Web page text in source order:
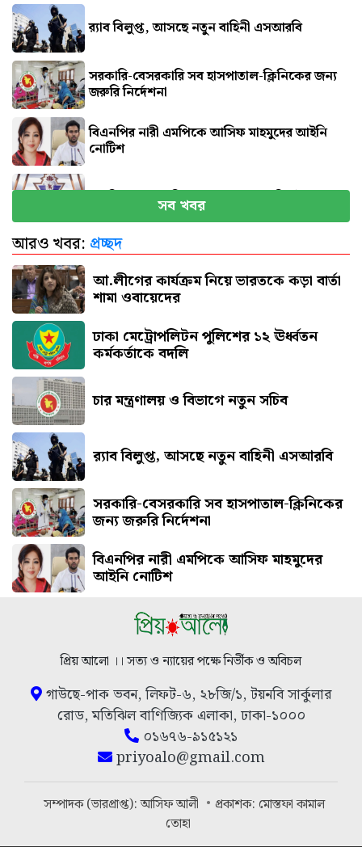
র‍্যাব বিলুপ্ত, আসছে নতুন বাহিনী এসআরবি
সরকারি-বেসরকারি সব হাসপাতাল-ক্লিনিকের জন্য
জরুরি নির্দেশনা
বিএনপির নারী এমপিকে আসিফ মাহমুদের আইনি
নোটিশ
সব বিমানবন্দরে নিরাপত্তা জোরদারের নির্দেশ
এসএসসি পরীক্ষার ফল প্রকাশের তারিখ ঘোষণা
সব খবর
আরও খবর: প্রচ্ছদ
আ.লীগের কার্যক্রম নিয়ে ভারতকে কড়া বার্তা
শামা ওবায়েদের
ঢাকা মেট্রোপলিটন পুলিশের ১২ ঊর্ধ্বতন
কর্মকর্তাকে বদলি
চার মন্ত্রণালয় ও বিভাগে নতুন সচিব
র‍্যাব বিলুপ্ত, আসছে নতুন বাহিনী এসআরবি
সরকারি-বেসরকারি সব হাসপাতাল-ক্লিনিকের
জন্য জরুরি নির্দেশনা
বিএনপির নারী এমপিকে আসিফ মাহমুদের
আইনি নোটিশ
প্রিয় আলো ।। সত্য ও ন্যায়ের পক্ষে নির্ভীক ও অবিচল
গাউছে-পাক ভবন, লিফট-৬, ২৮জি/১, টয়নবি সার্কুলার
রোড, মতিঝিল বাণিজ্যিক এলাকা, ঢাকা-১০০০
০১৬৭৬-৯১৫১২১
priyoalo@gmail.com
সম্পাদক (ভারপ্রাপ্ত): আসিফ আলী
প্রকাশক: মোস্তফা কামাল
তোহা